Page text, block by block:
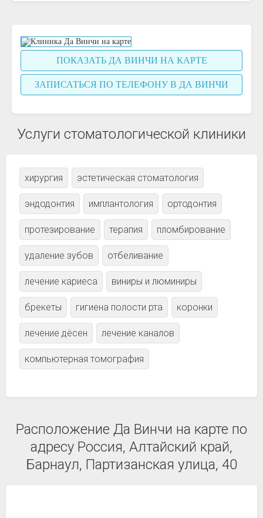
ПОКАЗАТЬ ДА ВИНЧИ НА КАРТЕ
ЗАПИСАТЬСЯ ПО ТЕЛЕФОНУ В ДА ВИНЧИ
Услуги стоматологической клиники
хирургия эстетическая стоматология
эндодонтия имплантология ортодонтия
протезирование терапия пломбирование
удаление зубов отбеливание
лечение кариеса виниры и люминиры
брекеты гигиена полости рта коронки
лечение дёсен лечение каналов
компьютерная томография
Расположение Да Винчи на карте по
адресу Россия, Алтайский край,
Барнаул, Партизанская улица, 40